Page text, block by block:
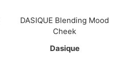
DASIQUE Blending Mood
Cheek
Dasique